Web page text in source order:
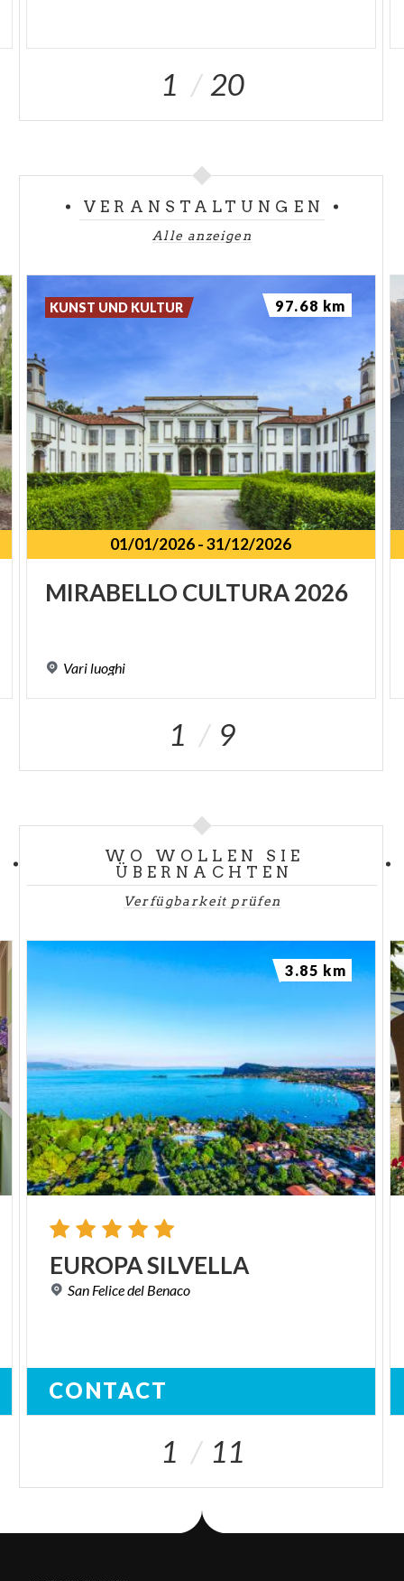
1 20
VERANSTALTUNGEN
Alle anzeigen
01/01/2026-31/12/2026
MIRABELLO CULTURA2026
Vari luoghi
KUNST UND KULTUR 97.68 km
1 9
WO WOLLEN SIE
ÜBERNACHTEN
Verfügbarkeit prüfen
EUROPASILVELLA
San Felicedel Benaco
CONTACT
3.85 km
1 11